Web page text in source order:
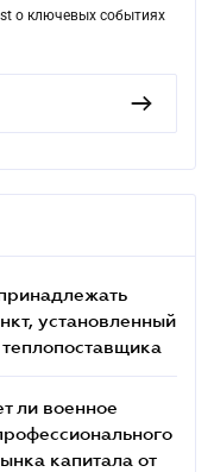
о ключевых событиях
установленный
ли военное
капитала от